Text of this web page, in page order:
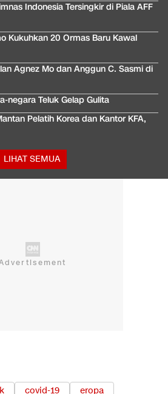
Indonesia Tersingkir di Piala AFF
Kukuhkan 20 Ormas Baru Kawal
Agnez Mo dan Anggun C. Sasmi di
negara Teluk Gelap Gulita
Pelatih Korea dan Kantor KFA,
LIHAT SEMUA
covid-19
eropa